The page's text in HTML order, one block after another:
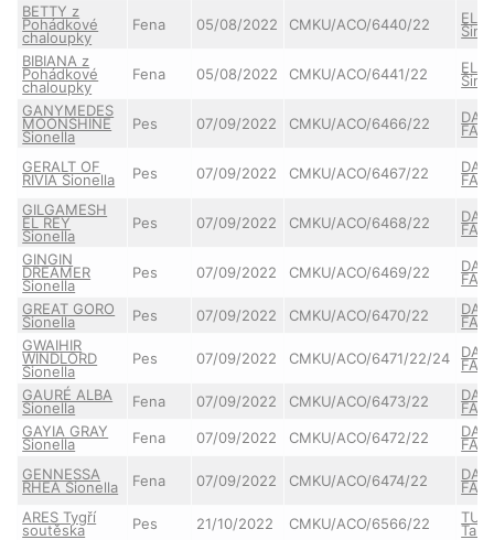
BETTY z
Pohádkové
chaloupky
Fena 05/08/2022 CMKU/ACO/6440/22
BIBIANA z
Pohádkové
chaloupky
Fena 05/08/2022 CMKU/ACO/6441/22
GANYMEDES
MOONSHINE
Sionella
Pes 07/09/2022 CMKU/ACO/6466/22
GERALT OF
RIVIA Sionella Pes 07/09/2022 CMKU/ACO/6467/22
GILGAMESH
EL REY
Sionella
Pes 07/09/2022 CMKU/ACO/6468/22
GINGIN
DREAMER
Sionella
Pes 07/09/2022 CMKU/ACO/6469/22
GREAT GORO
Sionella Pes 07/09/2022 CMKU/ACO/6470/22
GWAIHIR
WINDLORD
Sionella
Pes 07/09/2022 CMKU/ACO/6471/22/24
GAURÉ ALBA
Sionella Fena 07/09/2022 CMKU/ACO/6473/22
GAYIA GRAY
Sionella Fena 07/09/2022 CMKU/ACO/6472/22
GENNESSA
RHEA Sionella Fena 07/09/2022 CMKU/ACO/6474/22
ARES Tygří
soutěska Pes 21/10/2022 CMKU/ACO/6566/22